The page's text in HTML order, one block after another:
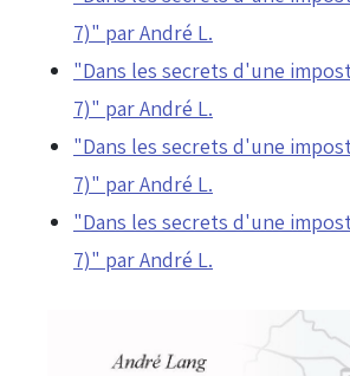
7)" par André L.
"Dans les secrets d'une
7)" par André L.
"Dans les secrets d'une
7)" par André L.
"Dans les secrets d'une
7)" par André L.